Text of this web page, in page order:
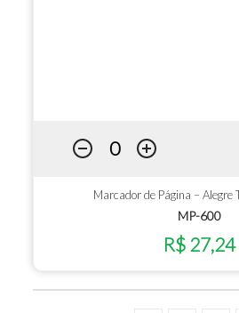
Marcador de Página – Alegre
MP-600
R$ 27,24